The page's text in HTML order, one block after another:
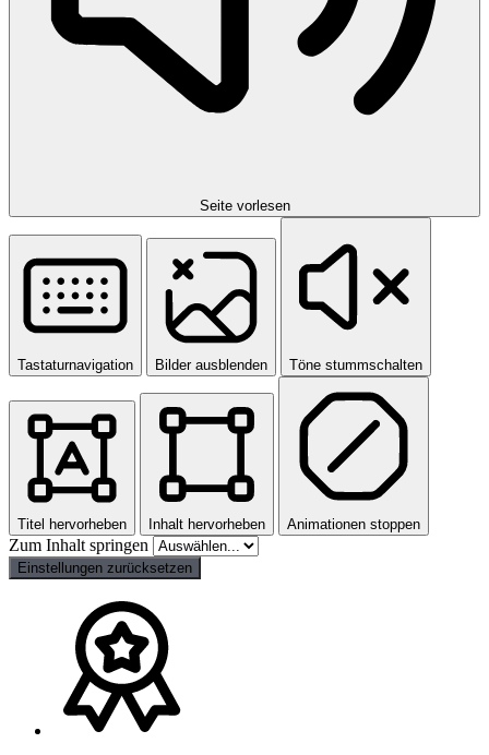
Seite vorlesen
Tastaturnavigation Bilder ausblenden Töne stummschalten
Titel hervorheben Inhalt hervorheben Animationen stoppen
Zum Inhalt springen
Einstellungen zurücksetzen